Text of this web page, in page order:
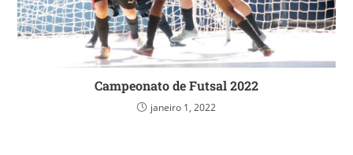
Campeonato de Futsal 2022
janeiro 1, 2022